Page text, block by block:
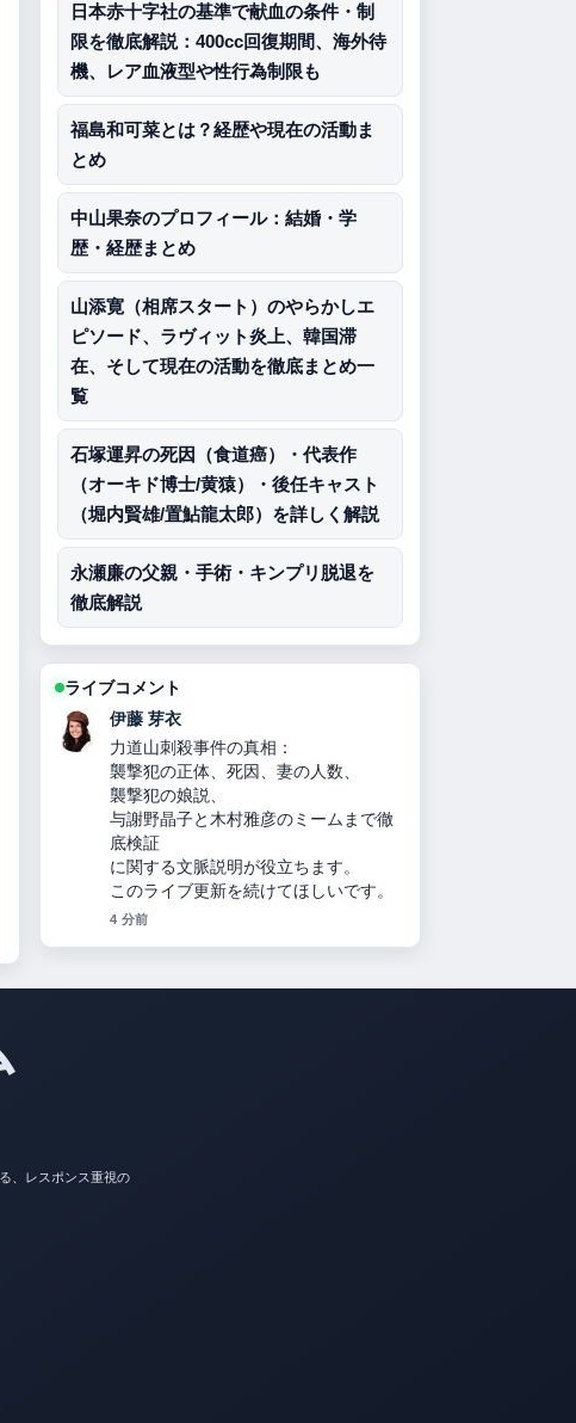
日本赤十字社の基準で献血の条件・制
限を徹底解説：400cc回復期間、海外待
機、レア血液型や性行為制限も
福島和可菜とは？経歴や現在の活動ま
とめ
中山果奈のプロフィール：結婚・学
歴・経歴まとめ
山添寛（相席スタート）のやらかしエ
ピソード、ラヴィット炎上、韓国滞
在、そして現在の活動を徹底まとめ一
覧
石塚運昇の死因（食道癌）・代表作
（オーキド博士/黄猿）・後任キャスト
（堀内賢雄/置鮎龍太郎）を詳しく解説
永瀬廉の父親・手術・キンプリ脱退を
徹底解説
ライブコメント
伊藤 芽衣
力道山刺殺事件の真相：
襲撃犯の正体、死因、妻の人数、
襲撃犯の娘説、
与謝野晶子と木村雅彦のミームまで徹
底検証
に関する文脈説明が役立ちます。
このライブ更新を続けてほしいです。
4 分前
、レスポンス重視の